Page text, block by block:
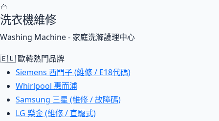
🧺
洗衣機維修
Washing Machine - 家庭洗滌護理中心
🇪🇺 歐韓熱門品牌
Siemens 西門子 (維修 / E18代碼)
Whirlpool 惠而浦
Samsung 三星 (維修 / 故障碼)
LG 樂金 (維修 / 直驅式)